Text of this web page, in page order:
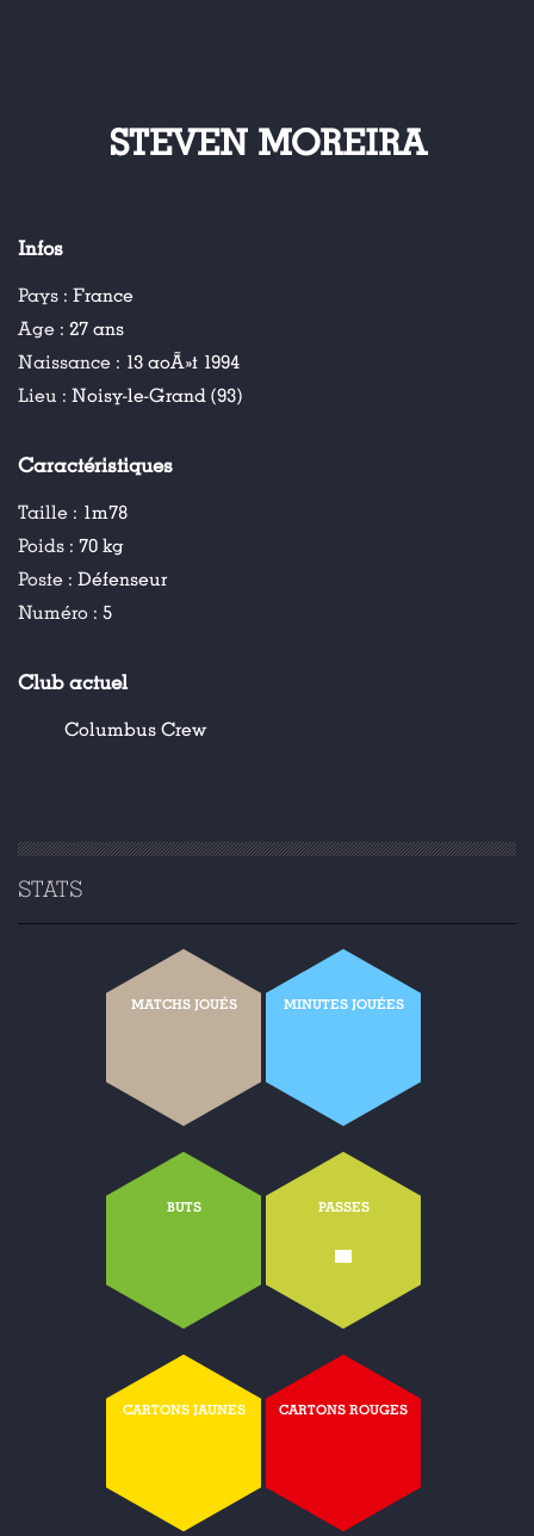
STEVEN MOREIRA
Infos
Pays : France
Age : 27 ans
Naissance : 13 aoÃ»t 1994
Lieu : Noisy-le-Grand (93)
Caractéristiques
Taille : 1m78
Poids : 70 kg
Poste : Défenseur
Numéro : 5
Club actuel
Columbus Crew
STATS
MATCHS JOUÉS MINUTES JOUÉES
BUTS PASSES
-
CARTONS JAUNES CARTONS ROUGES